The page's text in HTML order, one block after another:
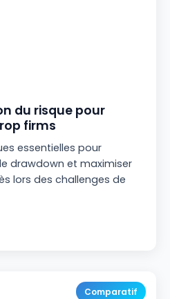
du risque pour
firms
essentielles pour
drawdown et maximiser
lors des challenges de
Comparatif